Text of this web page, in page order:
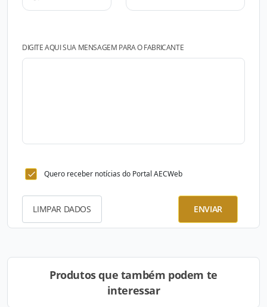
DIGITE AQUI SUA MENSAGEM PARA O FABRICANTE
Quero receber notícias do Portal AECWeb
LIMPAR DADOS ENVIAR
Produtos que também podem te
interessar